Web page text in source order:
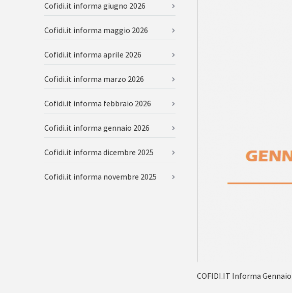
COFIDI.IT Informa Gennaio
Cofidi.it informa giugno 2026
Cofidi.it informa maggio 2026
Cofidi.it informa aprile 2026
Cofidi.it informa marzo 2026
Cofidi.it informa febbraio 2026
Cofidi.it informa gennaio 2026
Cofidi.it informa dicembre 2025
Cofidi.it informa novembre 2025